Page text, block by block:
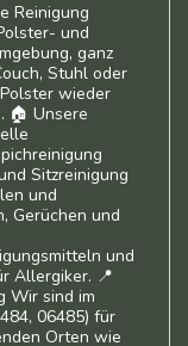
Reinigung
und
ganz
Stuhl oder
wieder
🏠 Unsere
Sitzreinigung
und
Gerüchen und
und
Allergiker. 📍
Wir sind im
06485) für
Orten wie